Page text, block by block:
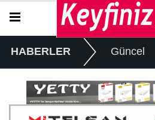
HABERLER Güncel